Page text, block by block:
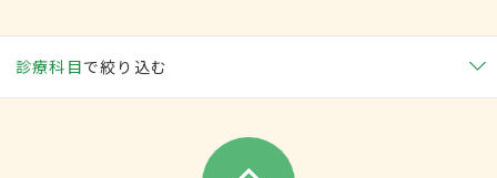
診療科目で絞り込む